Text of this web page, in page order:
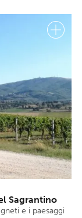
Sagrantino
e i paesaggi